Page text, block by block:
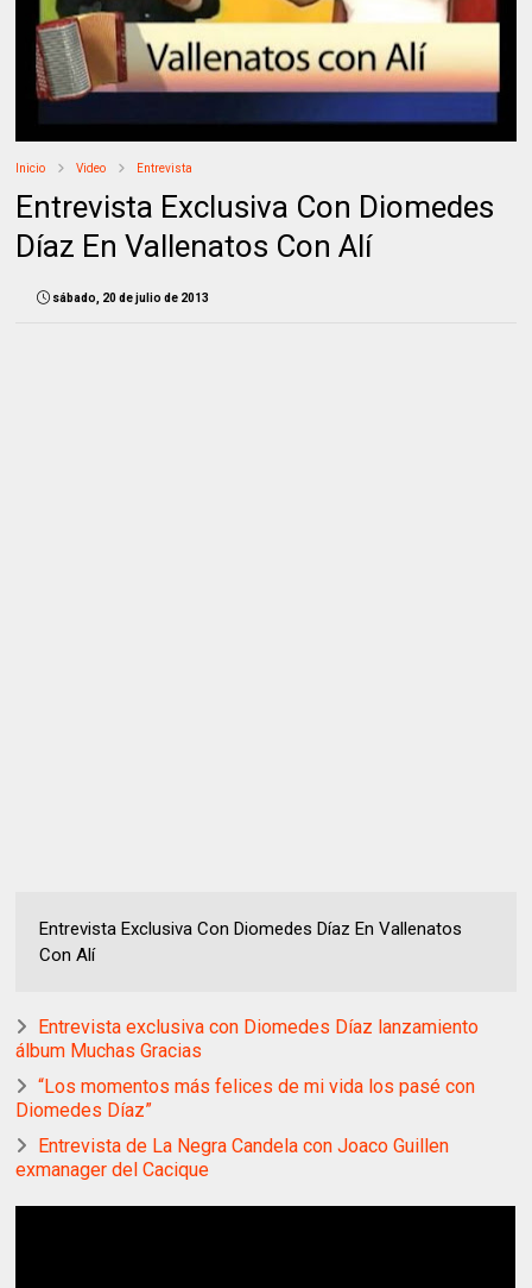
Inicio Video Entrevista
Entrevista Exclusiva Con Diomedes
Díaz En Vallenatos Con Alí
sábado, 20 de julio de 2013
Entrevista Exclusiva Con Diomedes Díaz En Vallenatos
Con Alí
Entrevista exclusiva con Diomedes Díaz lanzamiento
álbum Muchas Gracias
“Los momentos más felices de mi vida los pasé con
Diomedes Díaz”
Entrevista de La Negra Candela con Joaco Guillen
exmanager del Cacique